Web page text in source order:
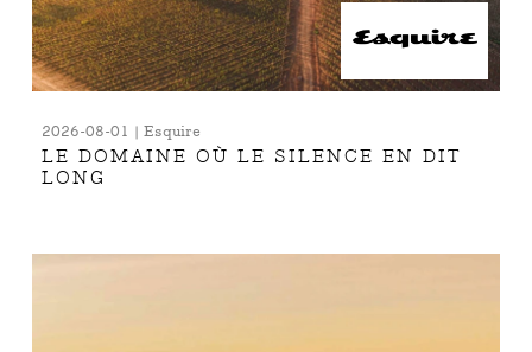
2026-08-01 | Esquire
LE DOMAINE OÙ LE SILENCE EN DIT
LONG